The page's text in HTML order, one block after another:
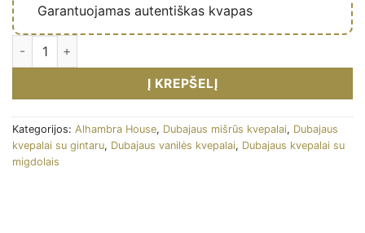
Garantuojamas autentiškas kvapas
Carrot Cake (Sugar Me) – Eau de parfum mixte (flacon
Į KREPŠELĮ
Kategorijos: Alhambra House, Dubajaus mišrūs kvepalai, Dubajaus
kvepalai su gintaru, Dubajaus vanilės kvepalai, Dubajaus kvepalai su
migdolais